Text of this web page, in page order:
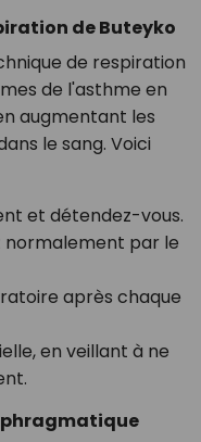
de Buteyko
de respiration
de l'asthme en
augmentant les
le sang. Voici
et détendez-vous.
normalement par le
après chaque
en veillant à ne